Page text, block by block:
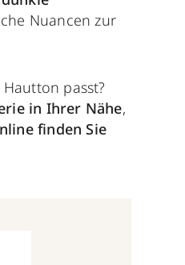
Nuancen zur
passt?
in Ihrer Nähe,
finden Sie